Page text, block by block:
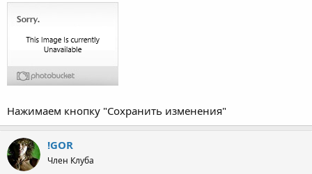
Нажимаем кнопку "Сохранить изменения"
!GOR
Член Клуба